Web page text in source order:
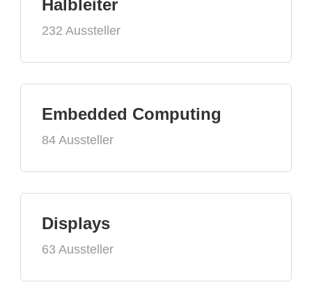
Halbleiter
232 Aussteller
Embedded Computing
84 Aussteller
Displays
63 Aussteller